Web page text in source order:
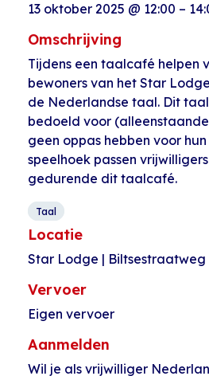
13 oktober 2025 @ 12:00 –
Omschrijving
Tijdens een taalcafé helpen
bewoners van het Star
de Nederlandse taal. Dit
bedoeld voor
geen oppas hebben voor
speelhoek passen
gedurende dit taalcafé.
Taal
Locatie
Star Lodge | Biltsestraatweg
Vervoer
Eigen vervoer
Aanmelden
Wil je als vrijwilliger